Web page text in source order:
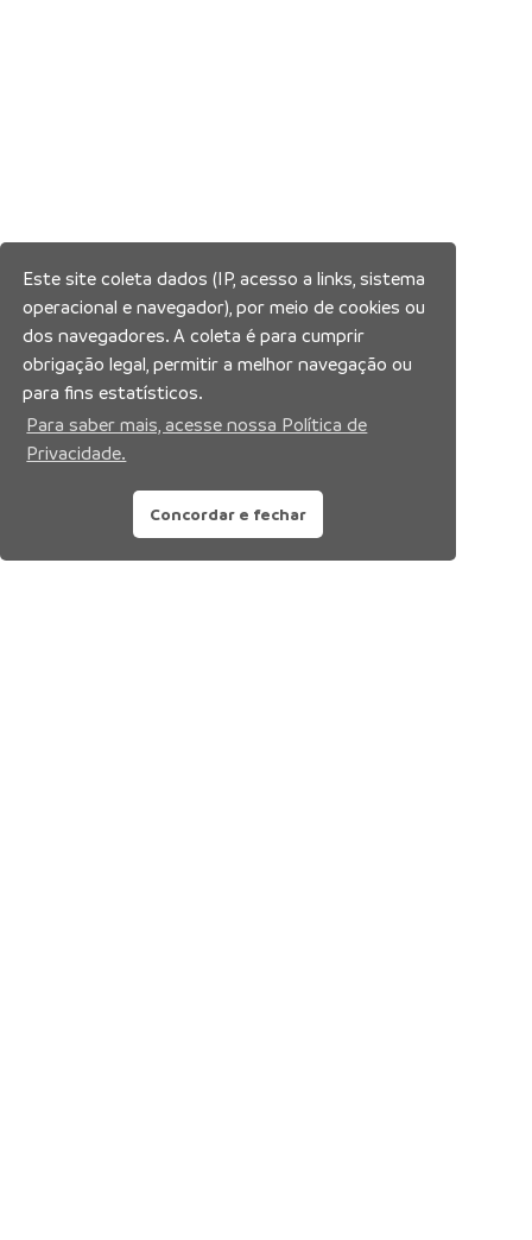
Este site coleta dados (IP, acesso a links, sistema
operacional e navegador), por meio de cookies ou
dos navegadores. A coleta é para cumprir
obrigação legal, permitir a melhor navegação ou
para fins estatísticos.
Para saber mais, acesse nossa Política de
Privacidade.
Concordar e fechar